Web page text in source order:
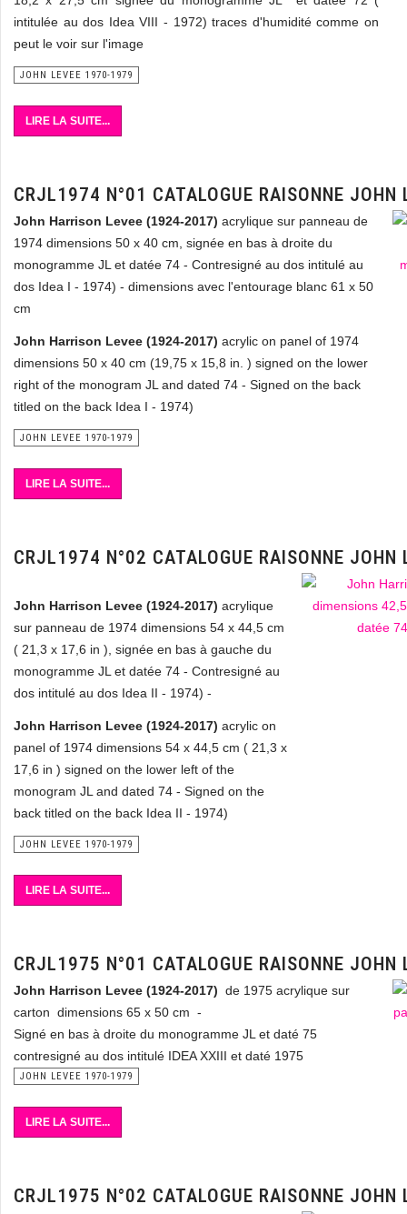
intitulée au dos Idea VIII - 1972) traces d'humidité comme on
peut le voir sur l'image
JOHN LEVEE 1970-1979
LIRE LA SUITE...
CRJL1974 N°01 CATALOGUE RAISONNE JOHN
John Harrison Levee (1924-2017) acrylique sur panneau de
1974 dimensions 50 x 40 cm, signée en bas à droite du
monogramme JL et datée 74 - Contresigné au dos intitulé au
dos Idea I - 1974) - dimensions avec l'entourage blanc 61 x 50
cm
John Harrison Levee (1924-2017) acrylic on panel of 1974
dimensions 50 x 40 cm (19,75 x 15,8 in. ) signed on the lower
right of the monogram JL and dated 74 - Signed on the back
titled on the back Idea I - 1974)
JOHN LEVEE 1970-1979
LIRE LA SUITE...
CRJL1974 N°02 CATALOGUE RAISONNE JOHN
John Harrison Levee (1924-2017) acrylique
sur panneau de 1974 dimensions 54 x 44,5 cm
( 21,3 x 17,6 in ), signée en bas à gauche du
monogramme JL et datée 74 - Contresigné au
dos intitulé au dos Idea II - 1974) -
John Harrison Levee (1924-2017) acrylic on
panel of 1974 dimensions 54 x 44,5 cm ( 21,3 x
17,6 in ) signed on the lower left of the
monogram JL and dated 74 - Signed on the
back titled on the back Idea II - 1974)
JOHN LEVEE 1970-1979
LIRE LA SUITE...
CRJL1975 N°01 CATALOGUE RAISONNE JOHN
John Harrison Levee (1924-2017) de 1975 acrylique sur
carton dimensions 65 x 50 cm -
Signé en bas à droite du monogramme JL et daté 75
contresigné au dos intitulé IDEA XXIII et daté 1975
JOHN LEVEE 1970-1979
LIRE LA SUITE...
CRJL1975 N°02 CATALOGUE RAISONNE JOHN